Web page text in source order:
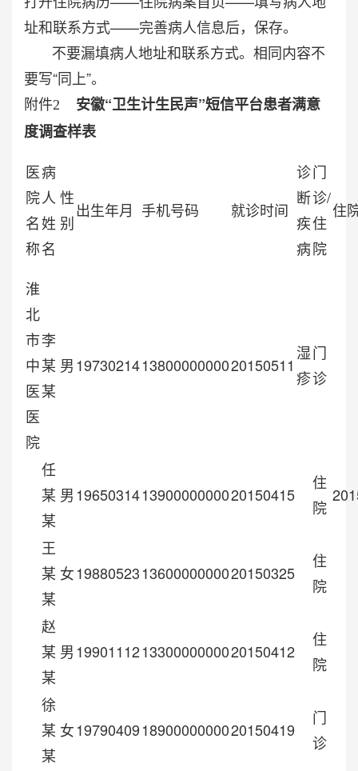
址和联系方式——完善病人信息后，保存。
不要漏填病人地址和联系方式。相同内容不
要写“同上”。
附件2 安徽“卫生计生民声”短信平台患者满意
度调查样表
医
院
名
称
病
人
姓
名
性
别
出生年月 手机号码 就诊时间
诊
断
疾
病
门
诊/
住
院
住
淮
北
市
中
医
医
院
李
某
某
男197302141380000000020150511
湿
疹
门
诊
任
某
某
男196503141390000000020150415
住
院
王
某
某
女198805231360000000020150325
住
院
赵
某
某
男199011121330000000020150412
住
院
徐
某
某
女197904091890000000020150419
门
诊